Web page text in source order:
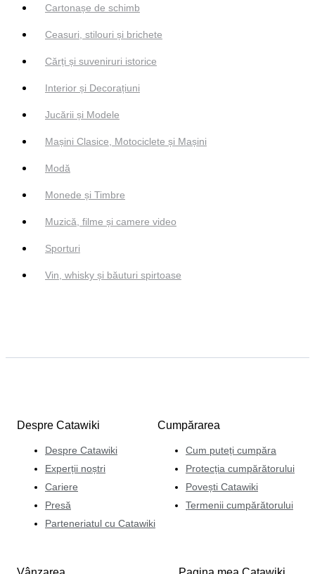
Cartonașe de schimb
Ceasuri, stilouri și brichete
Cărți și suveniruri istorice
Interior și Decorațiuni
Jucării și Modele
Mașini Clasice, Motociclete și Mașini
Modă
Monede și Timbre
Muzică, filme și camere video
Sporturi
Vin, whisky și băuturi spirtoase
Despre Catawiki
Despre Catawiki
Experții noștri
Cariere
Presă
Parteneriatul cu Catawiki
Cumpărarea
Cum puteți cumpăra
Protecția cumpărătorului
Povești Catawiki
Termenii cumpărătorului